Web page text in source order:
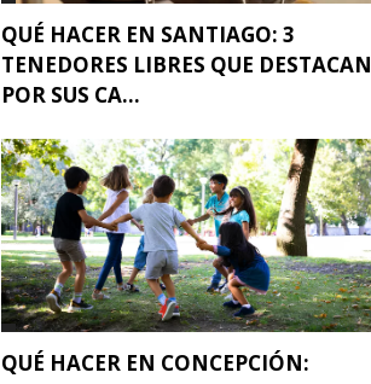
QUÉ HACER EN SANTIAGO: 3
TENEDORES LIBRES QUE DESTACAN
POR SUS CA...
QUÉ HACER EN CONCEPCIÓN: